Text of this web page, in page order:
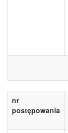
nr
postępowania